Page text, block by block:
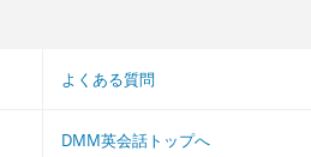
よくある質問
DMM英会話トップへ